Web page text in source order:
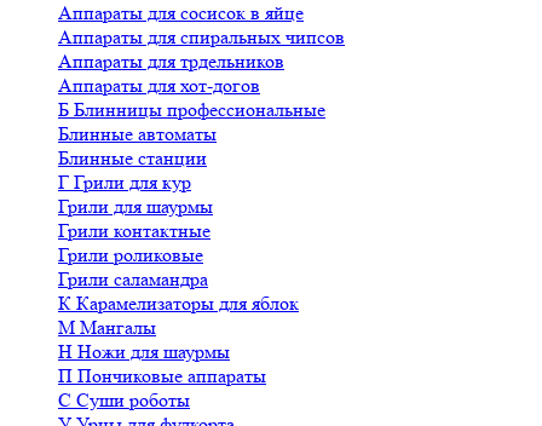
Аппараты для сосисок в яйце
Аппараты для спиральных чипсов
Аппараты для трдельников
Аппараты для хот-догов
Б Блинницы профессиональные
Блинные автоматы
Блинные станции
Г Грили для кур
Грили для шаурмы
Грили контактные
Грили роликовые
Грили саламандра
К Карамелизаторы для яблок
М Мангалы
Н Ножи для шаурмы
П Пончиковые аппараты
С Суши роботы